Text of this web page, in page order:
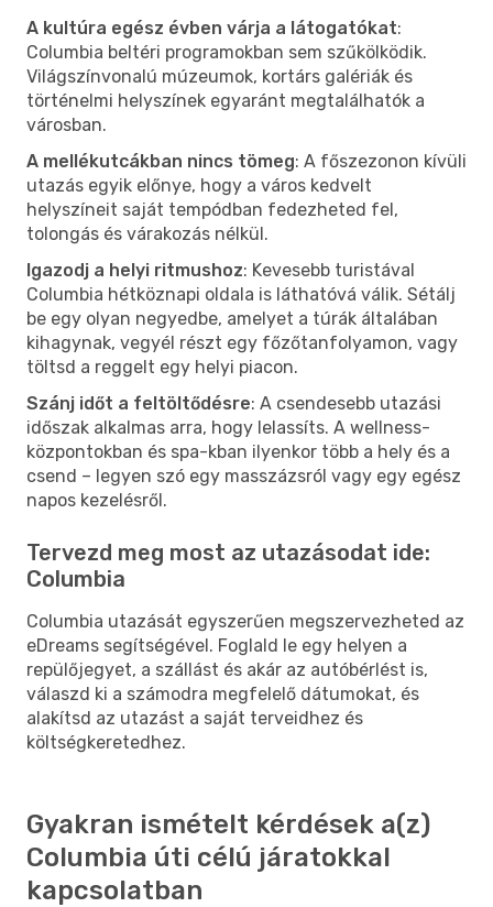
A kultúra egész évben várja a látogatókat:
Columbia beltéri programokban sem szűkölködik.
Világszínvonalú múzeumok, kortárs galériák és
történelmi helyszínek egyaránt megtalálhatók a
városban.
A mellékutcákban nincs tömeg: A főszezonon kívüli
utazás egyik előnye, hogy a város kedvelt
helyszíneit saját tempódban fedezheted fel,
tolongás és várakozás nélkül.
Igazodj a helyi ritmushoz: Kevesebb turistával
Columbia hétköznapi oldala is láthatóvá válik. Sétálj
be egy olyan negyedbe, amelyet a túrák általában
kihagynak, vegyél részt egy főzőtanfolyamon, vagy
töltsd a reggelt egy helyi piacon.
Szánj időt a feltöltődésre: A csendesebb utazási
időszak alkalmas arra, hogy lelassíts. A wellness-
központokban és spa-kban ilyenkor több a hely és a
csend – legyen szó egy masszázsról vagy egy egész
napos kezelésről.
Tervezd meg most az utazásodat ide:
Columbia
Columbia utazását egyszerűen megszervezheted az
eDreams segítségével. Foglald le egy helyen a
repülőjegyet, a szállást és akár az autóbérlést is,
válaszd ki a számodra megfelelő dátumokat, és
alakítsd az utazást a saját terveidhez és
költségkeretedhez.
Gyakran ismételt kérdések a(z)
Columbia úti célú járatokkal
kapcsolatban